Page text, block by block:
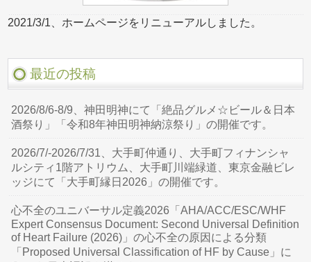
2021/3/1、ホームページをリニューアルしました。
最近の投稿
2026/8/6-8/9、神田明神にて「絶品グルメ☆ビール＆日本
酒祭り」「令和8年神田明神納涼祭り」の開催です。
2026/7/-2026/7/31、大手町仲通り、大手町フィナンシャ
ルシティ1階アトリウム、大手町川端緑道、東京金融ビレ
ッジにて「大手町縁日2026」の開催です。
心不全のユニバーサル定義2026「AHA/ACC/ESC/WHF
Expert Consensus Document: Second Universal Definition
of Heart Failure (2026)」の心不全の原因による分類
「Proposed Universal Classification of HF by Cause」に